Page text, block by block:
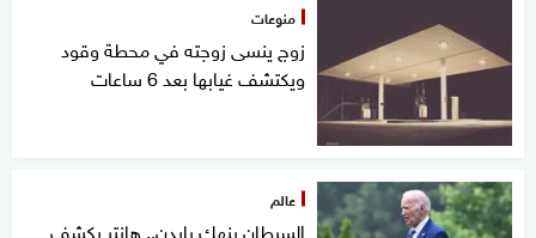
منوعات
زوج ينسى زوجته في محطة وقود
ويكتشف غيابها بعد 6 ساعات
عالم
السرطان ينهك بايدن.. هانتر يكشف